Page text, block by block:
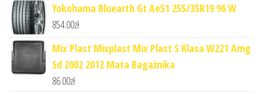
Yokohama Bluearth Gt Ae51 255/35R19 96 W
854.00zł
Mix Plast Mixplast Mix Plast S Klasa W221 Amg
Sd 2002 2012 Mata Bagażnika
86.00zł